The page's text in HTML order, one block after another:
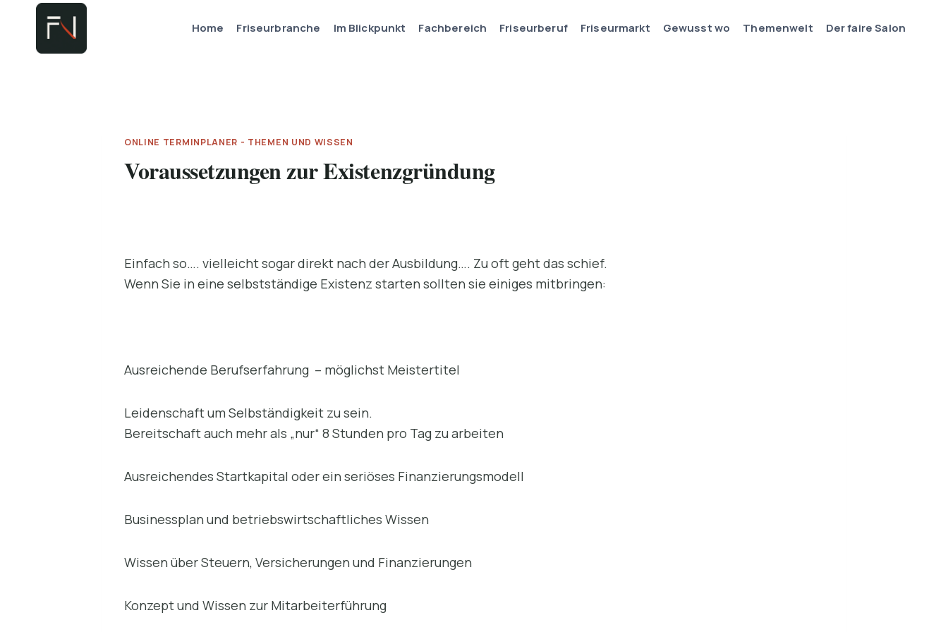
springen
Home Friseurbranche Im Blickpunkt Fachbereich Friseurberuf Friseurmarkt Gewusst wo Themenwelt Der faire Salon
ONLINE TERMINPLANER - THEMEN UND WISSEN
Voraussetzungen zur Existenzgründung
Einfach so…. vielleicht sogar direkt nach der Ausbildung…. Zu oft geht das schief.
Wenn Sie in eine selbstständige Existenz starten sollten sie einiges mitbringen:
Ausreichende Berufserfahrung – möglichst Meistertitel
Leidenschaft um Selbständigkeit zu sein.
Bereitschaft auch mehr als „nur“ 8 Stunden pro Tag zu arbeiten
Ausreichendes Startkapital oder ein seriöses Finanzierungsmodell
Businessplan und betriebswirtschaftliches Wissen
Wissen über Steuern, Versicherungen und Finanzierungen
Konzept und Wissen zur Mitarbeiterführung